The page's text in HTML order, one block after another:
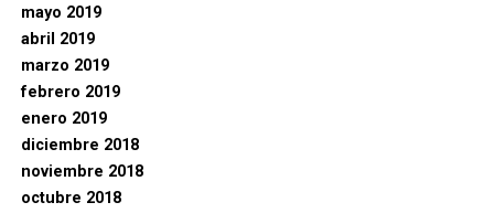
mayo 2019
abril 2019
marzo 2019
febrero 2019
enero 2019
diciembre 2018
noviembre 2018
octubre 2018